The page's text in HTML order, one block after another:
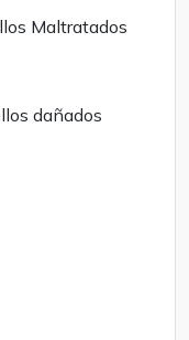
Maltratados
dañados